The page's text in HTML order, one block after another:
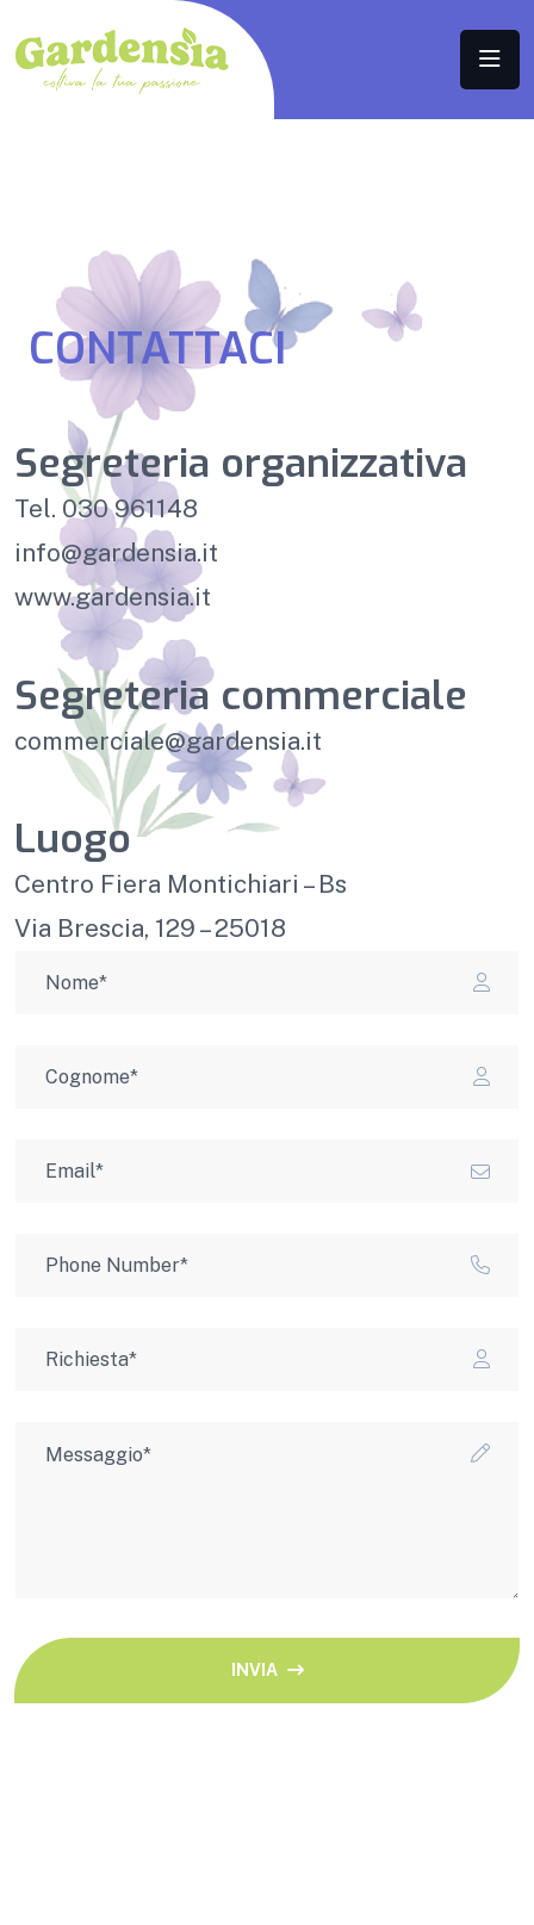
CONTATTACI
Segreteria organizzativa
Tel. 030 961148
info@gardensia.it
www.gardensia.it
Segreteria commerciale
commerciale@gardensia.it
Luogo
Centro Fiera Montichiari – Bs
Via Brescia, 129 – 25018
INVIA